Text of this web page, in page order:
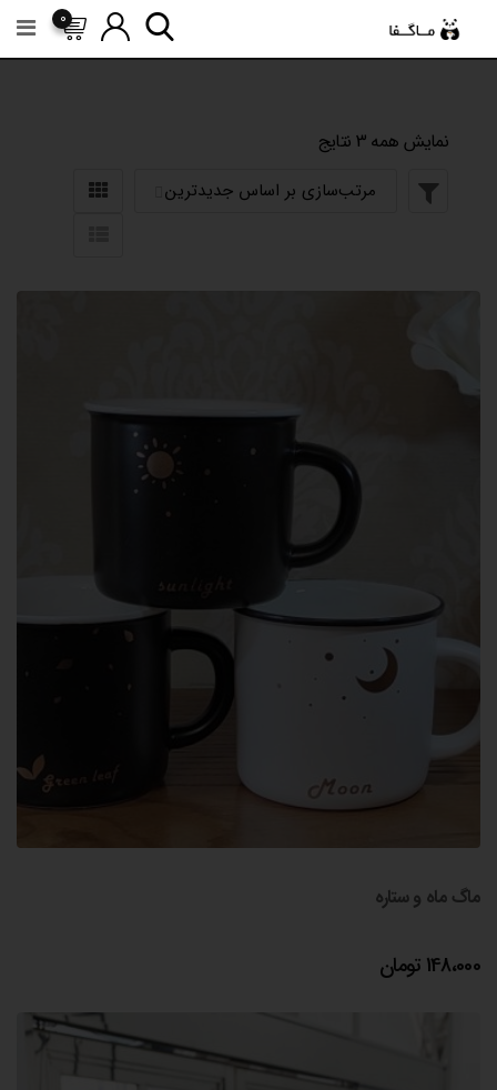
0
نمایش همه 3 نتایج
ماگ ماه و ستاره
148،000 تومان